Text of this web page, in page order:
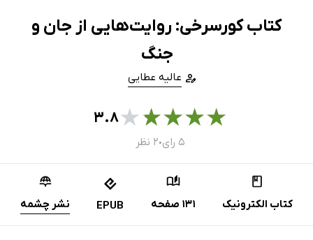
کتاب کورسرخی: روایت‌هایی از جان و
جنگ
عالیه عطایی
★
★
★
★
★۳.۸
۵ رای ● ۲ نظر
کتاب الکترونیک 131 صفحه EPUB نشر چشمه